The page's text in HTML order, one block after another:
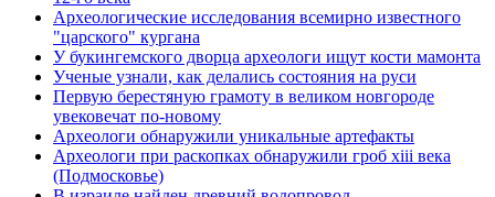
Археологические исследования всемирно известного
"царского" кургана
У букингемского дворца археологи ищут кости мамонта
Ученые узнали, как делались состояния на руси
Первую берестяную грамоту в великом новгороде
увековечат по-новому
Археологи обнаружили уникальные артефакты
Археологи при раскопках обнаружили гроб xiii века
(Подмосковье)